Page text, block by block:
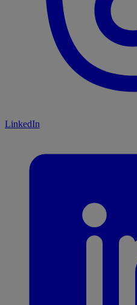
LinkedIn